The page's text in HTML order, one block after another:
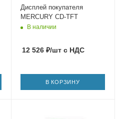
Дисплей покупателя
MERCURY CD-TFT
В наличии
12 526₽/штс НДС
В КОРЗИНУ